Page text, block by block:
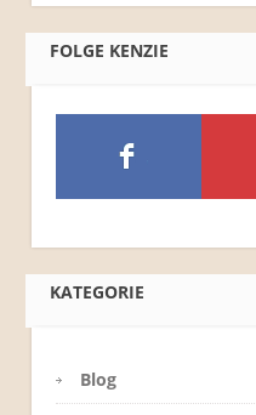
FOLGE KENZIE
KATEGORIE
Blog